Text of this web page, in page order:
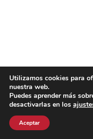
Utilizamos cookies para
nuestra web.
Puedes aprender más
desactivarlas en los
Aceptar